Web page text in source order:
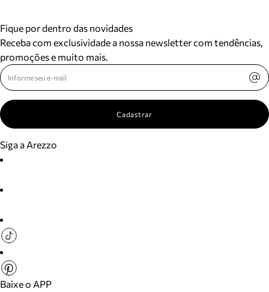
Fique por dentro das novidades
Receba com exclusividade a nossa newsletter com tendências,
promoções e muito mais.
Cadastrar
Siga a Arezzo
Baixe o APP